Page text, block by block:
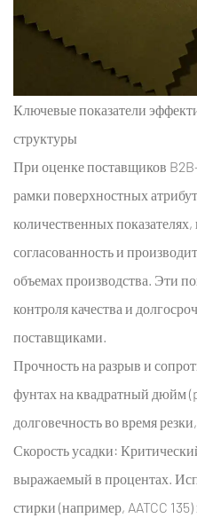
на
разрыв
спецодежды
3
анализ
типов
ткани
для
B2B-
Обеспечение
инженерного
качества
в
Ключевые показатели
структуры
При оценке поставщиков
рамки поверхностных
количественных
согласованность и
объемах производства. Эти
контроля качества и
поставщиками.
Прочность на разрыв и
фунтах на квадратный дюйм
долговечность во время
Скорость усадки:
выражаемый в процентах.
стирки (например, AATCC